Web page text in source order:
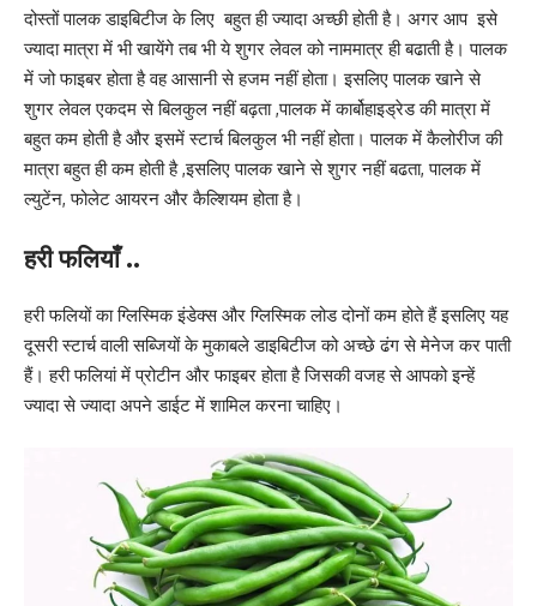
दोस्तों पालक डाइबिटीज के लिए बहुत ही ज्यादा अच्छी होती है। अगर आप इसे
ज्यादा मात्रा में भी खायेंगे तब भी ये शुगर लेवल को नाममात्र ही बढाती है। पालक
में जो फाइबर होता है वह आसानी से हजम नहीं होता। इसलिए पालक खाने से
शुगर लेवल एकदम से बिलकुल नहीं बढ़ता ,पालक में कार्बोहाइड्रेड की मात्रा में
बहुत कम होती है और इसमें स्टार्च बिलकुल भी नहीं होता। पालक में कैलोरीज की
मात्रा बहुत ही कम होती है ,इसलिए पालक खाने से शुगर नहीं बढता, पालक में
ल्युटेंन, फोलेट आयरन और कैल्शियम होता है।
हरी फलियाँ ..
हरी फलियों का ग्लिस्मिक इंडेक्स और ग्लिस्मिक लोड दोनों कम होते हैं इसलिए यह
दूसरी स्टार्च वाली सब्जियों के मुकाबले डाइबिटीज को अच्छे ढंग से मेनेज कर पाती
हैं। हरी फलियां में प्रोटीन और फाइबर होता है जिसकी वजह से आपको इन्हें
ज्यादा से ज्यादा अपने डाईट में शामिल करना चाहिए।